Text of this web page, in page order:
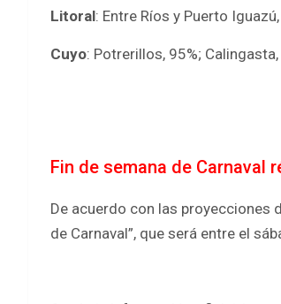
Litoral: Entre Ríos y Puerto
Cuyo: Potrerillos, 95%;
Fin de semana de Carnaval
De acuerdo con las proyecciones
de Carnaval”, que será entre el